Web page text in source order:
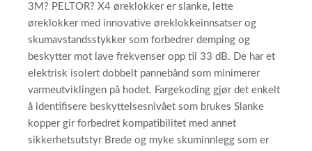
3M? PELTOR? X4 øreklokker er slanke, lette
øreklokker med innovative øreklokkeinnsatser og
skumavstandsstykker som forbedrer demping og
beskytter mot lave frekvenser opp til 33 dB. De har et
elektrisk isolert dobbelt pannebånd som minimerer
varmeutviklingen på hodet. Fargekoding gjør det enkelt
å identifisere beskyttelsesnivået som brukes Slanke
kopper gir forbedret kompatibilitet med annet
sikkerhetsutstyr Brede og myke skuminnlegg som er